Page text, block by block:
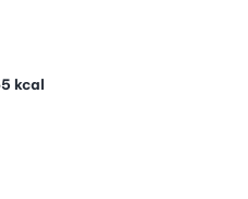
kcal
Betty Skala Info